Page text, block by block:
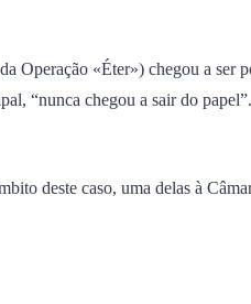
Operação «Éter») chegou a
“nunca chegou a sair do
deste caso, uma delas à